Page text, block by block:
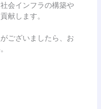
会インフラの構築や
献します。
ございましたら、お